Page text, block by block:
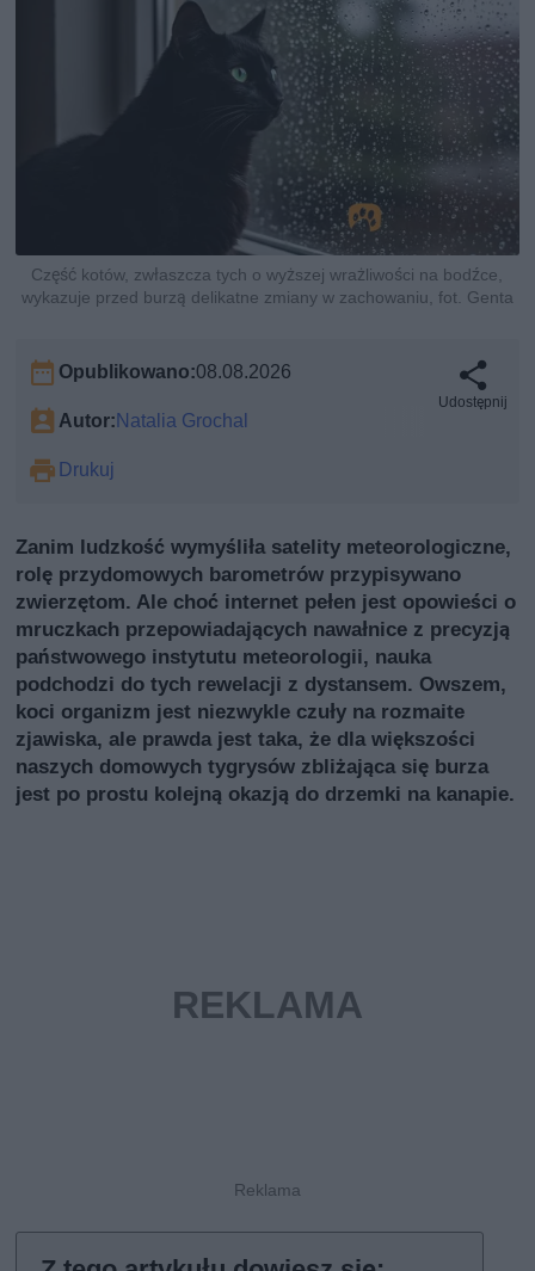
Część kotów, zwłaszcza tych o wyższej wrażliwości na bodźce,
wykazuje przed burzą delikatne zmiany w zachowaniu, fot. Genta
Opublikowano:08.08.2026
Autor: Natalia Grochal
Drukuj
Udostępnij
Zanim ludzkość wymyśliła satelity meteorologiczne,
rolę przydomowych barometrów przypisywano
zwierzętom. Ale choć internet pełen jest opowieści o
mruczkach przepowiadających nawałnice z precyzją
państwowego instytutu meteorologii, nauka
podchodzi do tych rewelacji z dystansem. Owszem,
koci organizm jest niezwykle czuły na rozmaite
zjawiska, ale prawda jest taka, że dla większości
naszych domowych tygrysów zbliżająca się burza
jest po prostu kolejną okazją do drzemki na kanapie.